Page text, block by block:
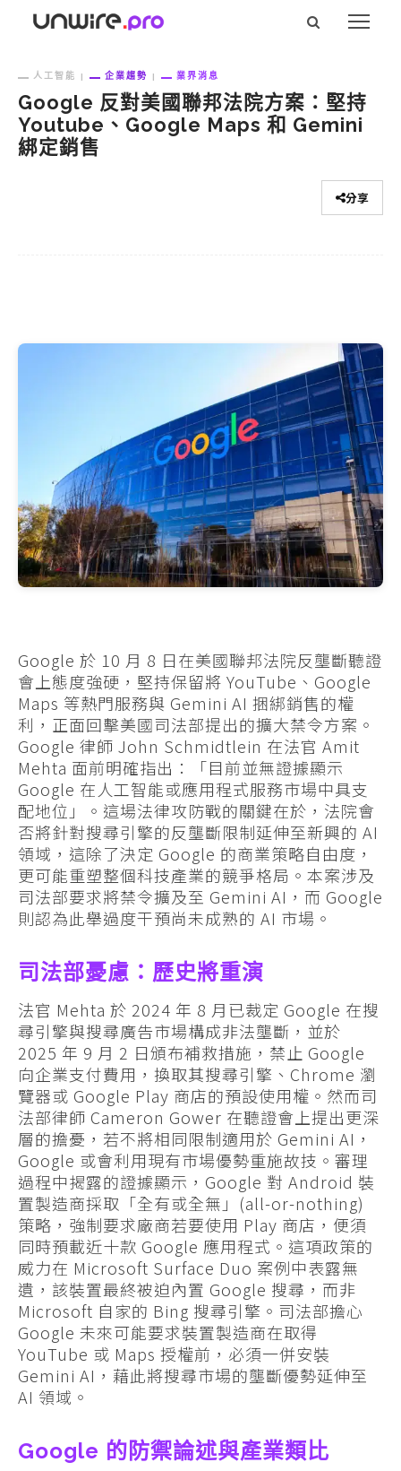
人工智能 企業趨勢 業界消息
Google 反對美國聯邦法院方案：堅持
Youtube、Google Maps 和 Gemini
綁定銷售
分享
Google 於 10 月 8 日在美國聯邦法院反壟斷聽證
會上態度強硬，堅持保留將 YouTube、Google
Maps 等熱門服務與 Gemini AI 捆綁銷售的權
利，正面回擊美國司法部提出的擴大禁令方案。
Google 律師 John Schmidtlein 在法官 Amit
Mehta 面前明確指出：「目前並無證據顯示
Google 在人工智能或應用程式服務市場中具支
配地位」。這場法律攻防戰的關鍵在於，法院會
否將針對搜尋引擎的反壟斷限制延伸至新興的 AI
領域，這除了決定 Google 的商業策略自由度，
更可能重塑整個科技產業的競爭格局。本案涉及
司法部要求將禁令擴及至 Gemini AI，而 Google
則認為此舉過度干預尚未成熟的 AI 市場。
司法部憂慮：歷史將重演
法官 Mehta 於 2024 年 8 月已裁定 Google 在搜
尋引擎與搜尋廣告市場構成非法壟斷，並於
2025 年 9 月 2 日頒布補救措施，禁止 Google
向企業支付費用，換取其搜尋引擎、Chrome 瀏
覽器或 Google Play 商店的預設使用權。然而司
法部律師 Cameron Gower 在聽證會上提出更深
層的擔憂，若不將相同限制適用於 Gemini AI，
Google 或會利用現有市場優勢重施故技。審理
過程中揭露的證據顯示，Google 對 Android 裝
置製造商採取「全有或全無」(all-or-nothing)
策略，強制要求廠商若要使用 Play 商店，便須
同時預載近十款 Google 應用程式。這項政策的
威力在 Microsoft Surface Duo 案例中表露無
遺，該裝置最終被迫內置 Google 搜尋，而非
Microsoft 自家的 Bing 搜尋引擎。司法部擔心
Google 未來可能要求裝置製造商在取得
YouTube 或 Maps 授權前，必須一併安裝
Gemini AI，藉此將搜尋市場的壟斷優勢延伸至
AI 領域。
Google 的防禦論述與產業類比